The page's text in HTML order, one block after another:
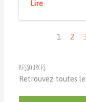
Lire
1
2
Ressources
Retrouvez toutes